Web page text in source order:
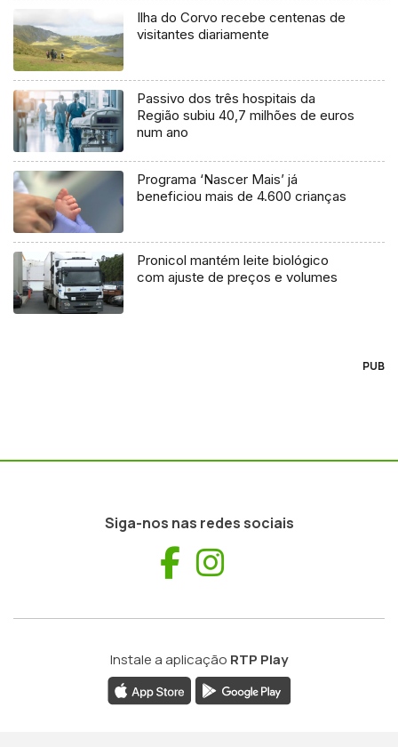
Ilha do Corvo recebe centenas de
visitantes diariamente
Passivo dos três hospitais da
Região subiu 40,7 milhões de euros
num ano
Programa ‘Nascer Mais’ já
beneficiou mais de 4.600 crianças
Pronicol mantém leite biológico
com ajuste de preços e volumes
PUB
Siga-nos nas redes sociais
Facebook
Instale a aplicação RTP Play